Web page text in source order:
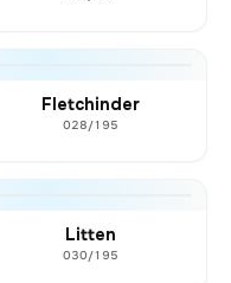
Fletchinder
028/195
Litten
030/195